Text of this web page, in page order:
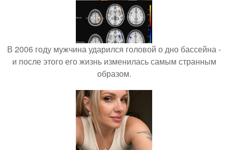
В 2006 году мужчина ударился головой о дно бассейна -
и после этого его жизнь изменилась самым странным
образом.